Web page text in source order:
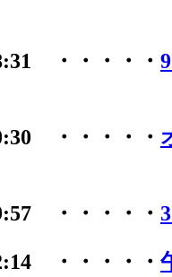
・・・・・
・・・・・
・・・・・
・・・・・